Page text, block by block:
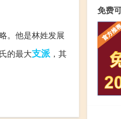
。他是林姓发展
的最大支派 ，其
免费